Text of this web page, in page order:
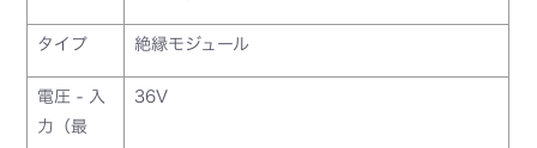
タイプ 絶縁モジュール
電圧 - 入
力（最
36V